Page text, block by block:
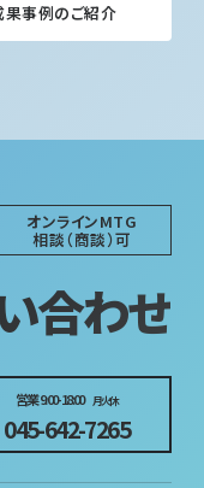
果事例のご紹介
オンラインMTG
相談（商談）可
合わせ
営業 9:00-18:00 月火休
045-642-7265